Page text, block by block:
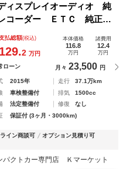
スプレイオーディオ 純
コーダー ＥＴＣ 純正１
イト プッシュスタート
難防止システム
払総額(税込)
129.2 万円
本体価格
116.8
万円
諸費用
12.4
万円
ローン 月々 23,500 円
2015年 走行
37.1万km
車検整備付 排気
1500cc
法定整備付 修復
なし
保証付 (3ヶ月・3000km)
イン商談可
オプション見積り可
パクトカー専門店 Ｋマーケット